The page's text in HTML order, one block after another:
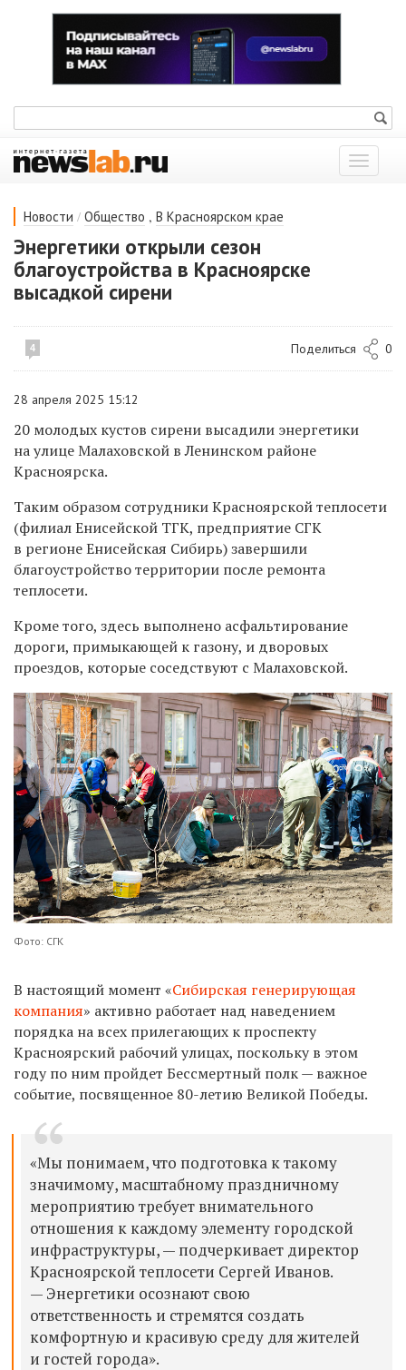
Показать
меню
Новости / Общество , В Красноярском крае
Энергетики открыли сезон
благоустройства в Красноярске
высадкой сирени
4 Поделиться 0
28 апреля 2025 15:12
20 молодых кустов сирени высадили энергетики
на улице Малаховской в Ленинском районе
Красноярска.
Таким образом сотрудники Красноярской теплосети
(филиал Енисейской ТГК, предприятие СГК
в регионе Енисейская Сибирь) завершили
благоустройство территории после ремонта
теплосети.
Кроме того, здесь выполнено асфальтирование
дороги, примыкающей к газону, и дворовых
проездов, которые соседствуют с Малаховской.
Фото: СГК
В настоящий момент «Сибирская генерирующая
компания» активно работает над наведением
порядка на всех прилегающих к проспекту
Красноярский рабочий улицах, поскольку в этом
году по ним пройдет Бессмертный полк — важное
событие, посвященное 80-летию Великой Победы.
«Мы понимаем, что подготовка к такому
значимому, масштабному праздничному
мероприятию требует внимательного
отношения к каждому элементу городской
инфраструктуры, — подчеркивает директор
Красноярской теплосети Сергей Иванов.
— Энергетики осознают свою
ответственность и стремятся создать
комфортную и красивую среду для жителей
и гостей города».